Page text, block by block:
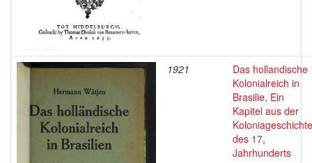
1921
Das hollandische
Kolonialreich in
Brasilie, Ein
Kapitel aus der
Koloniageschichte
des 17,
Jahrhunderts